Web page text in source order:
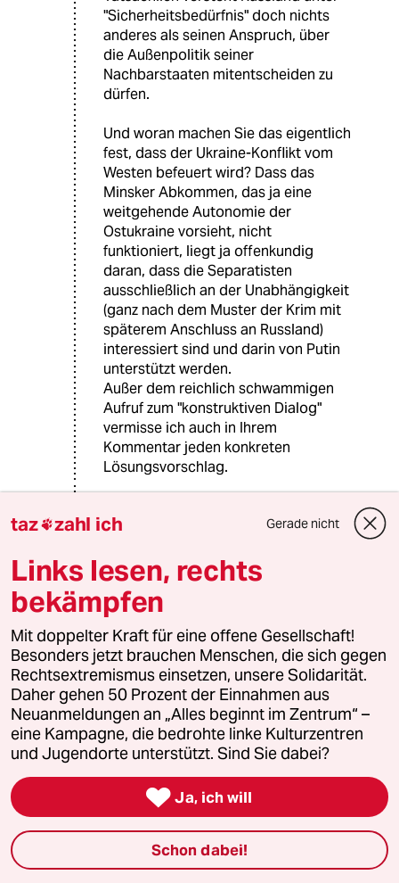
"Sicherheitsbedürfnis" doch nichts
anderes als seinen Anspruch, über
die Außenpolitik seiner
Nachbarstaaten mitentscheiden zu
dürfen.
Und woran machen Sie das eigentlich
fest, dass der Ukraine-Konflikt vom
Westen befeuert wird? Dass das
Minsker Abkommen, das ja eine
weitgehende Autonomie der
Ostukraine vorsieht, nicht
funktioniert, liegt ja offenkundig
daran, dass die Separatisten
ausschließlich an der Unabhängigkeit
(ganz nach dem Muster der Krim mit
späterem Anschluss an Russland)
interessiert sind und darin von Putin
unterstützt werden.
Außer dem reichlich schwammigen
Aufruf zum "konstruktiven Dialog"
vermisse ich auch in Ihrem
Kommentar jeden konkreten
Lösungsvorschlag.
M Matthias0315
13:33 Uhr
@Schalamow:
Natürlich will Russland über die
Außenpolitik seiner nachbarstaaten
mitentscheiden. Aber wieso klagen
wir das an? Das ist doch genau das,
was wir im Westen auch praktizieren!
Wir kritisieren etwas, was wir selber
tagtäglich selber tun. Und das ist
dann einfach Heuchelei!
Zum Befeuern: nochmal Ron Paul:
"Wir alle haben die geleakten
Audioaufzeichnungen gehört, in
denen hochrangige Offizielle des US-
Außenministeriums einen Komplott
mit dem amerikanischen Botschafter
taz zahl ich Gerade nicht
Links lesen, rechts
bekämpfen
Mit doppelter Kraft für eine offene Gesellschaft!
Besonders jetzt brauchen Menschen, die sich gegen
Rechtsextremismus einsetzen, unsere Solidarität.
Daher gehen 50 Prozent der Einnahmen aus
Neuanmeldungen an „Alles beginnt im Zentrum“ –
eine Kampagne, die bedrohte linke Kulturzentren
und Jugendorte unterstützt. Sind Sie dabei?
 Ja, ich will
Schon dabei!